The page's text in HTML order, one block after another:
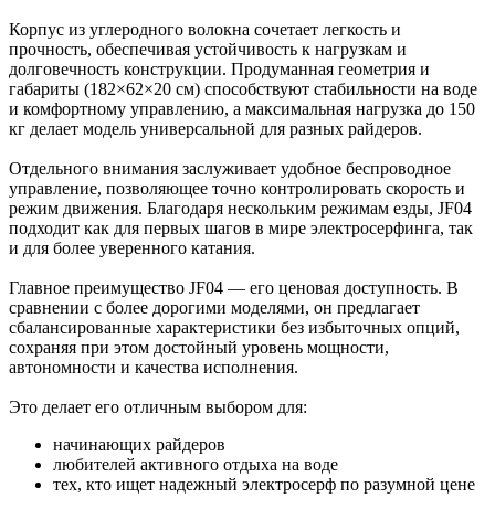
Корпус из углеродного волокна сочетает легкость и
прочность, обеспечивая устойчивость к нагрузкам и
долговечность конструкции. Продуманная геометрия и
габариты (182×62×20 см) способствуют стабильности на воде
и комфортному управлению, а максимальная нагрузка до 150
кг делает модель универсальной для разных райдеров.
Отдельного внимания заслуживает удобное беспроводное
управление, позволяющее точно контролировать скорость и
режим движения. Благодаря нескольким режимам езды, JF04
подходит как для первых шагов в мире электросерфинга, так
и для более уверенного катания.
Главное преимущество JF04 — его ценовая доступность. В
сравнении с более дорогими моделями, он предлагает
сбалансированные характеристики без избыточных опций,
сохраняя при этом достойный уровень мощности,
автономности и качества исполнения.
Это делает его отличным выбором для:
начинающих райдеров
любителей активного отдыха на воде
тех, кто ищет надежный электросерф по разумной цене